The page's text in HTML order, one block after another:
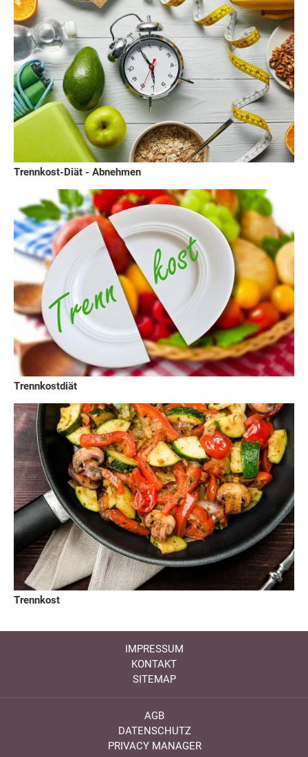
Trennkost-Diät - Abnehmen
Trennkostdiät
Trennkost
IMPRESSUM
KONTAKT
SITEMAP
AGB
DATENSCHUTZ
PRIVACY MANAGER